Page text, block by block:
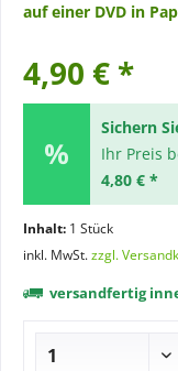
auf einer DVD in
4,90 € *
Sichern
Ihr Preis
4,80 € *
Inhalt: 1 Stück
inkl. MwSt.zzgl.
versandfertig